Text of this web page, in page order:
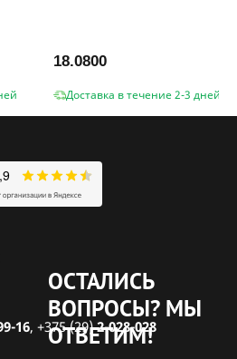
18.0800
Доставка в течение 2-3 дней
16, +375 (29)2-028-028
ОСТАЛИСЬ
ВОПРОСЫ? МЫ
ОТВЕТИМ!